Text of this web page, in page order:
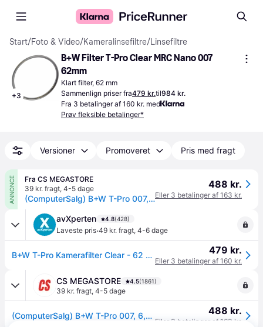
Start/Foto & Video/Kameralinsefiltre/Linsefiltre
+3
B+W Filter T-Pro Clear MRC Nano 007
62mm
Klart filter, 62 mm
Sammenlign priser fra479 kr.til984 kr.
Fra 3 betalinger af 160 kr. med
Prøv fleksible betalinger*
Versioner Promoveret Pris med fragt
ANNONCE
Fra CS MEGASTORE
39 kr. fragt, 4-5 dage
(ComputerSalg) B+W T-Pro 007, 6,2 cm, Klart kamerafilter, Multi-resistent belægning (MRC), Multi Resistant Coating (MRC) Nano, 1 stk
488 kr.
Eller 3 betalinger af 163 kr.
avXperten 4.8(428)
Laveste pris·49 kr. fragt, 4-6 dage
B+W T-Pro Kamerafilter Clear - 62 mm 479 kr.
Eller 3 betalinger af 160 kr.
CS MEGASTORE 4.5(1861)
39 kr. fragt, 4-5 dage
(ComputerSalg) B+W T-Pro 007, 6,2 cm, Klart kamerafilter, Multi-resistent belægning (MRC), Multi Resistant Coating (MRC) Nano, 1 stk 488 kr.
Eller 3 betalinger af 163 kr.